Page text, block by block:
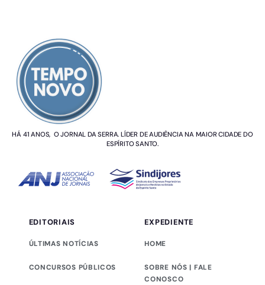
HÁ 41 ANOS, O JORNAL DA SERRA. LÍDER DE AUDIÊNCIA NA MAIOR CIDADE DO
ESPÍRITO SANTO.
EDITORIAIS
ÚLTIMAS NOTÍCIAS
CONCURSOS PÚBLICOS
EXPEDIENTE
HOME
SOBRE NÓS | FALE
CONOSCO